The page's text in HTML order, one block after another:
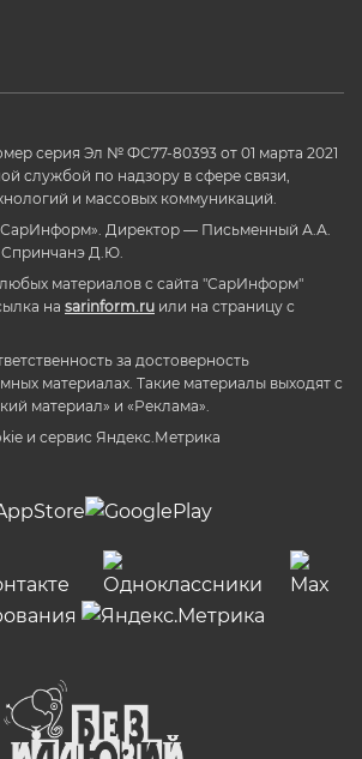
серия Эл № ФС77-80393 от 01 марта 2021
службой по надзору в сфере связи,
и массовых коммуникаций.
Директор — Письменный А.А.
Д.Ю.
материалов с сайта "СарИнформ"
на sarinform.ru или на страницу с
за достоверность
материалах. Такие материалы выходят с
материал» и «Реклама».
и сервиc Яндекс.Метрика